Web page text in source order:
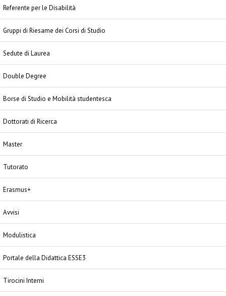
Referente per le Disabilità
Gruppi di Riesame dei Corsi di Studio
Sedute di Laurea
Double Degree
Borse di Studio e Mobilità studentesca
Dottorati di Ricerca
Master
Tutorato
Erasmus+
Avvisi
Modulistica
Portale della Didattica ESSE3
Tirocini Interni